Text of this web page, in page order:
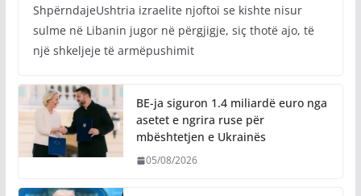
ShpërndajeUshtria izraelite njoftoi se kishte nisur
sulme në Libanin jugor në përgjigje, siç thotë ajo, të
një shkeljeje të armëpushimit
BE-ja siguron 1.4 miliardë euro nga
asetet e ngrira ruse për
mbështetjen e Ukrainës
05/08/2026